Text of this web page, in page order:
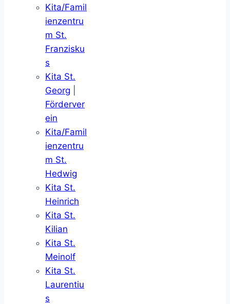
Kita/Famil
ienzentru
m St.
Franzisku
s
Kita St.
Georg
Förderver
ein
Kita/Famil
ienzentru
m St.
Hedwig
Kita St.
Heinrich
Kita St.
Kilian
Kita St.
Meinolf
Kita St.
Laurentiu
s